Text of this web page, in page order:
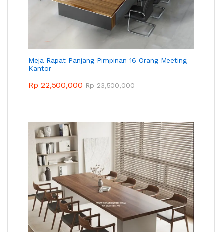
Meja Rapat Panjang Pimpinan 16 Orang Meeting
Kantor
Rp 22,500,000 Rp23,500,000